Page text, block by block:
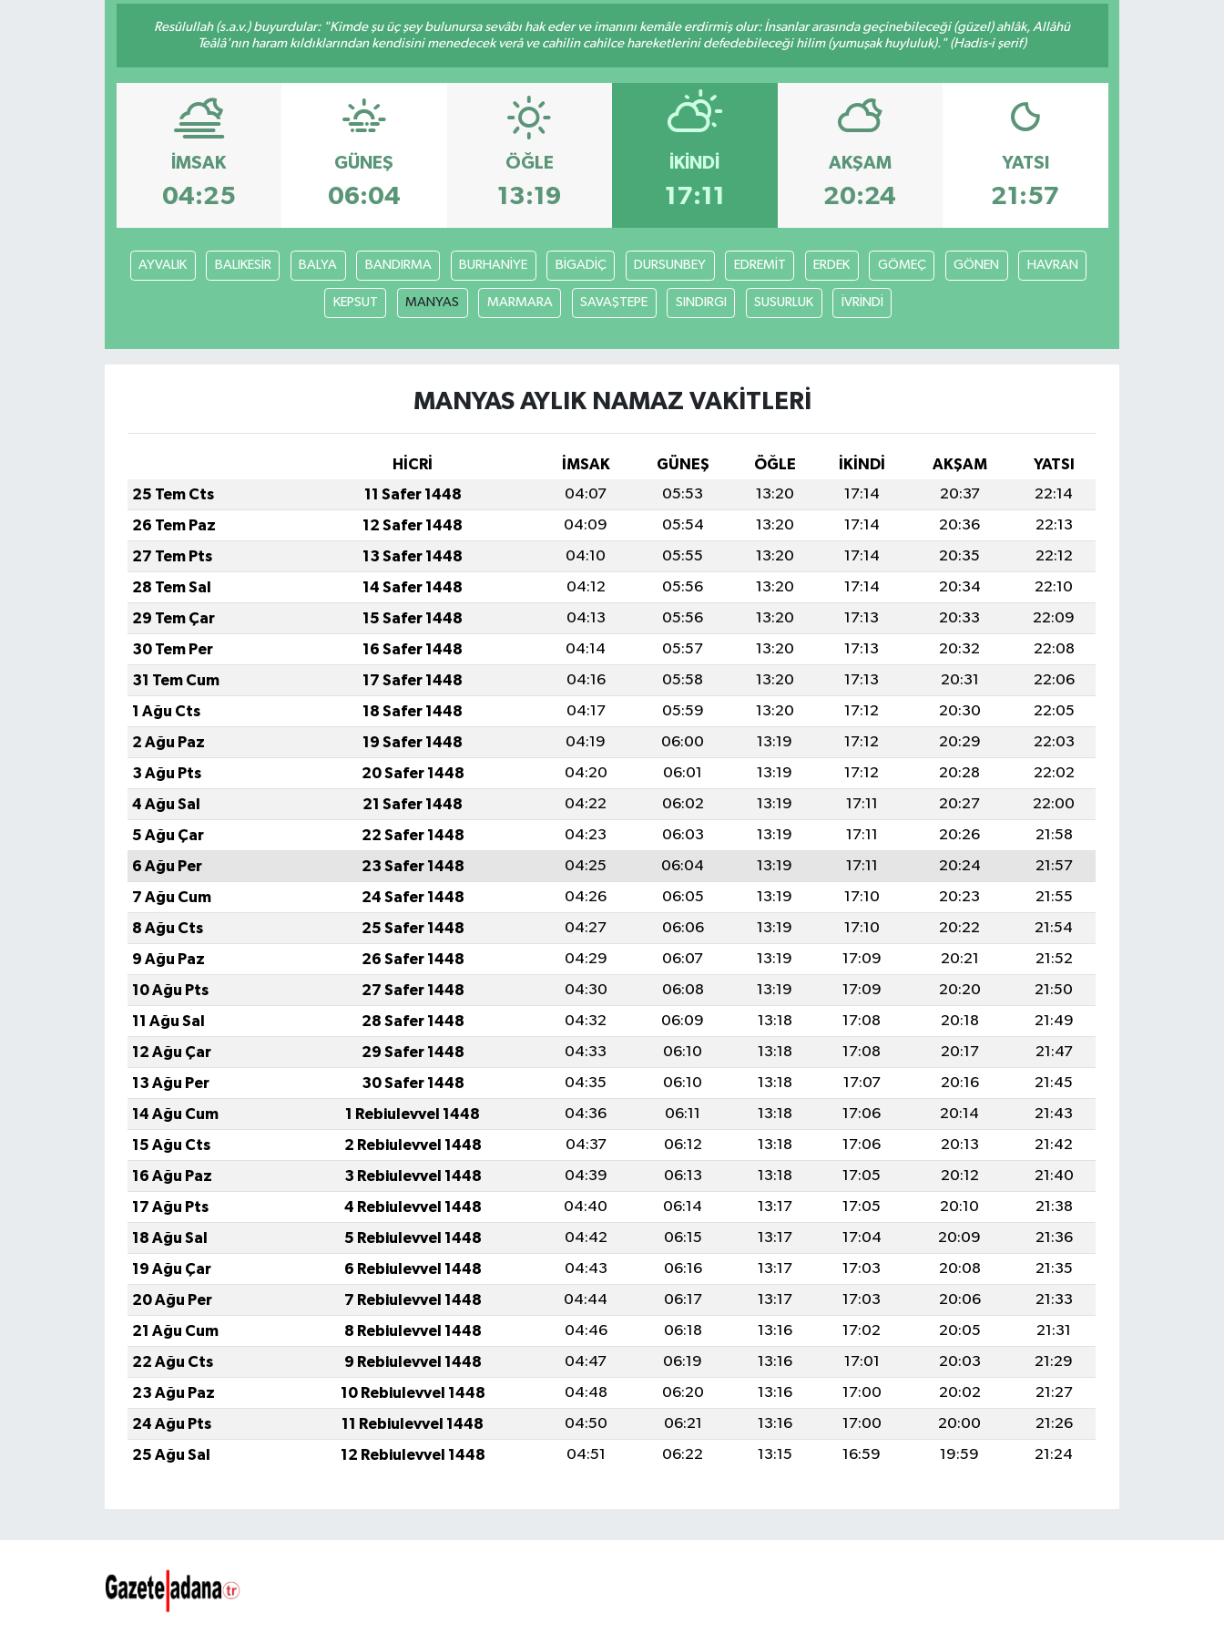
Resûlullah (s.a.v.) buyurdular: "Kimde şu üç şey bulunursa sevâbı hak eder ve imanını kemâle erdirmiş olur: İnsanlar arasında geçinebileceği (güzel) ahlâk, Allâhü
Teâlâ'nın haram kıldıklarından kendisini menedecek verâ ve cahilin cahilce hareketlerini defedebileceği hilim (yumuşak huyluluk)." (Hadis-i şerif)
İMSAK
04:25
GÜNEŞ
06:04
ÖĞLE
13:19
İKINDI
17:11
AKŞAM
20:24
YATSI
21:57
AYVALIK BALIKESİR BALYA BANDIRMA BURHANİYE BİGADİÇ DURSUNBEY EDREMİT ERDEK GÖMEÇ GÖNEN HAVRAN
KEPSUT MANYAS MARMARA SAVAŞTEPE SINDIRGI SUSURLUK İVRİNDİ
MANYAS AYLIK NAMAZ VAKITLERI
HİCRİ İMSAK GÜNEŞ ÖĞLE İKINDI AKŞAM
YATSI
25 Tem Cts
11 Safer 1448 04:07 05:53 13:20 17:14 20:37
22:14
26 Tem Paz
12 Safer 1448 04:09 05:54 13:20 17:14 20:36
22:13
27 Tem Pts
13 Safer 1448 04:10 05:55 13:20 17:14 20:35
22:12
28 Tem Sal
14 Safer 1448 04:12 05:56 13:20 17:14 20:34
22:10
29 Tem Çar
15 Safer 1448 04:13 05:56 13:20 17:13 20:33
22:09
30 Tem Per
16 Safer 1448 04:14 05:57 13:20 17:13 20:32
22:08
31 Tem Cum
17 Safer 1448 04:16 05:58 13:20 17:13 20:31
22:06
1 Ağu Cts
18 Safer 1448 04:17 05:59 13:20 17:12 20:30
22:05
2 Ağu Paz
19 Safer 1448 04:19 06:00 13:19 17:12 20:29
22:03
3 Ağu Pts
20 Safer 1448 04:20 06:01 13:19 17:12 20:28
22:02
4 Ağu Sal
21 Safer 1448 04:22 06:02 13:19 17:11 20:27
22:00
5 Ağu Çar
22 Safer 1448 04:23 06:03 13:19 17:11 20:26
21:58
6 Ağu Per
23 Safer 1448 04:25 06:04 13:19 17:11 20:24
21:57
7 Ağu Cum
24 Safer 1448 04:26 06:05 13:19 17:10 20:23
21:55
8 Ağu Cts
25 Safer 1448 04:27 06:06 13:19 17:10 20:22
21:54
9 Ağu Paz
26 Safer 1448 04:29 06:07 13:19 17:09 20:21
21:52
10 Ağu Pts
27 Safer 1448 04:30 06:08 13:19 17:09 20:20
21:50
11 Ağu Sal
28 Safer 1448 04:32 06:09 13:18 17:08 20:18
21:49
12 Ağu Çar
29 Safer 1448 04:33 06:10 13:18 17:08 20:17
21:47
13 Ağu Per
30 Safer 1448 04:35 06:10 13:18 17:07 20:16
21:45
14 Ağu Cum
1 Rebiulevvel 1448 04:36 06:11 13:18 17:06 20:14
21:43
15 Ağu Cts
2 Rebiulevvel 1448 04:37 06:12 13:18 17:06 20:13
21:42
16 Ağu Paz
3 Rebiulevvel 1448 04:39 06:13 13:18 17:05 20:12
21:40
17 Ağu Pts
4 Rebiulevvel 1448 04:40 06:14 13:17 17:05 20:10
21:38
18 Ağu Sal
5 Rebiulevvel 1448 04:42 06:15 13:17 17:04 20:09
21:36
19 Ağu Çar
6 Rebiulevvel 1448 04:43 06:16 13:17 17:03 20:08
21:35
20 Ağu Per
7 Rebiulevvel 1448 04:44 06:17 13:17 17:03 20:06
21:33
21 Ağu Cum
8 Rebiulevvel 1448 04:46 06:18 13:16 17:02 20:05
21:31
22 Ağu Cts
9 Rebiulevvel 1448 04:47 06:19 13:16 17:01 20:03
21:29
23 Ağu Paz
10 Rebiulevvel 1448 04:48 06:20 13:16 17:00 20:02
21:27
24 Ağu Pts
11 Rebiulevvel 1448 04:50 06:21 13:16 17:00 20:00
21:26
25 Ağu Sal
12 Rebiulevvel 1448 04:51 06:22 13:15 16:59 19:59 21:24